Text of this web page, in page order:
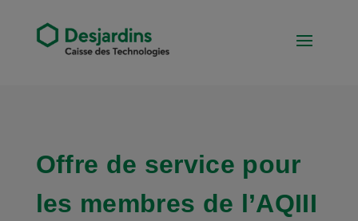
Offre de service pour
les membres de l’AQIII